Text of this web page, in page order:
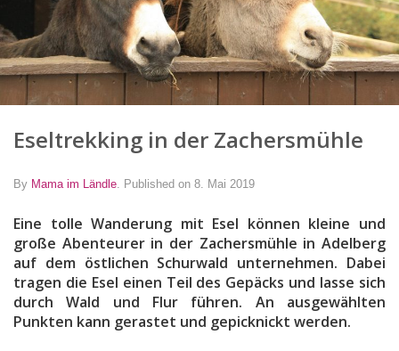
Eseltrekking in der Zachersmühle
By Mama im Ländle Published on 8. Mai 2019
Eine tolle Wanderung mit Esel können kleine und
große Abenteurer in der Zachersmühle in Adelberg
auf dem östlichen Schurwald unternehmen. Dabei
tragen die Esel einen Teil des Gepäcks und lasse sich
durch Wald und Flur führen. An ausgewählten
Punkten kann gerastet und gepicknickt werden.